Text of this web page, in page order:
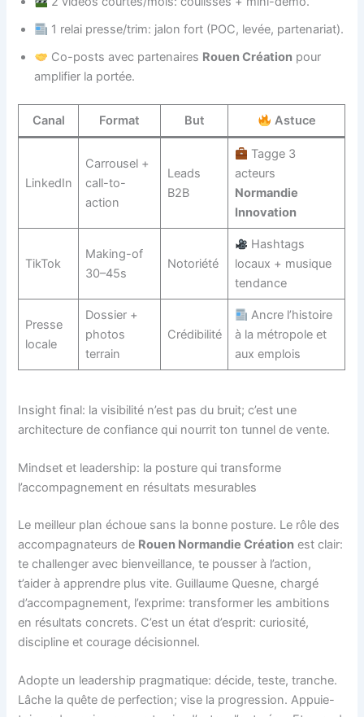
1 relai presse/trim: jalon fort (POC, levée, partenariat).
Co-posts avec partenaires Rouen Création pour
amplifier la portée.
Canal Format But Astuce
LinkedIn
Carrousel +
call-to-
action
Leads
B2B
Tagge 3
acteurs
Normandie
Innovation
TikTok
Making-of
30–45s
Notoriété
Hashtags
locaux + musique
tendance
Presse
locale
Dossier +
photos
terrain
Crédibilité
Ancre l’histoire
à la métropole et
aux emplois
Insight final: la visibilité n’est pas du bruit; c’est une
architecture de confiance qui nourrit ton tunnel de vente.
Mindset et leadership: la posture qui transforme
l’accompagnement en résultats mesurables
Le meilleur plan échoue sans la bonne posture. Le rôle des
accompagnateurs de Rouen Normandie Création est clair:
te challenger avec bienveillance, te pousser à l’action,
t’aider à apprendre plus vite. Guillaume Quesne, chargé
d’accompagnement, l’exprime: transformer les ambitions
en résultats concrets. C’est un état d’esprit: curiosité,
discipline et courage décisionnel.
Adopte un leadership pragmatique: décide, teste, tranche.
Lâche la quête de perfection; vise la progression. Appuie-